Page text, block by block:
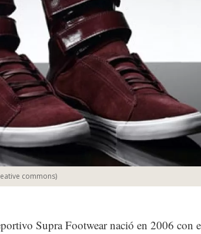
commons)
Supra Footwear nació en 2006 con